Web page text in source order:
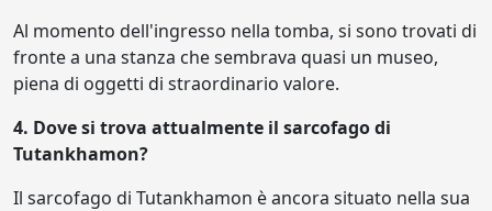
Al momento dell'ingresso nella tomba, si sono trovati di
fronte a una stanza che sembrava quasi un museo,
piena di oggetti di straordinario valore.
4. Dove si trova attualmente il sarcofago di
Tutankhamon?
Il sarcofago di Tutankhamon è ancora situato nella sua